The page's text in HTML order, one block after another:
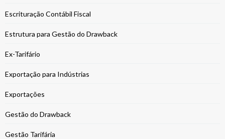
Escrituração Contábil Fiscal
Estrutura para Gestão do Drawback
Ex-Tarifário
Exportação para Indústrias
Exportações
Gestão do Drawback
Gestão Tarifária